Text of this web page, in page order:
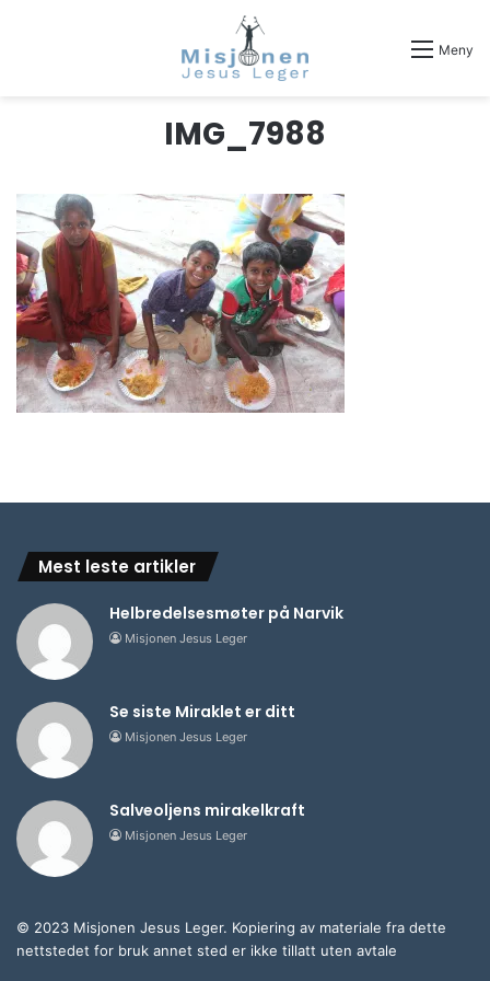
Meny
IMG_7988
Mest leste artikler
Helbredelsesmøter på Narvik
Misjonen Jesus Leger
Se siste Miraklet er ditt
Misjonen Jesus Leger
Salveoljens mirakelkraft
Misjonen Jesus Leger
© 2023 Misjonen Jesus Leger. Kopiering av materiale fra dette
nettstedet for bruk annet sted er ikke tillatt uten avtale